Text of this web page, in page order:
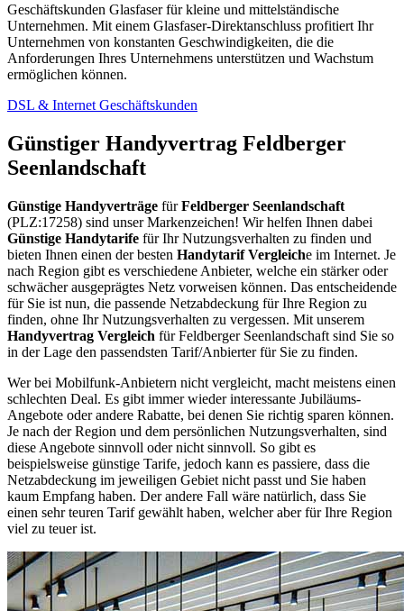
Geschäftskunden Glasfaser für kleine und mittelständische
Unternehmen. Mit einem Glasfaser-Direktanschluss profitiert Ihr
Unternehmen von konstanten Geschwindigkeiten, die die
Anforderungen Ihres Unternehmens unterstützen und Wachstum
ermöglichen können.
DSL & Internet Geschäftskunden
Günstiger Handyvertrag Feldberger
Seenlandschaft
Günstige Handyverträge fürFeldberger Seenlandschaft
(PLZ:17258) sind unser Markenzeichen! Wir helfen Ihnen dabei
Günstige Handytarife für Ihr Nutzungsverhalten zu finden und
bieten Ihnen einen der besten Handytarif Vergleiche im Internet. Je
nach Region gibt es verschiedene Anbieter, welche ein stärker oder
schwächer ausgeprägtes Netz vorweisen können. Das entscheidende
für Sie ist nun, die passende Netzabdeckung für Ihre Region zu
finden, ohne Ihr Nutzungsverhalten zu vergessen. Mit unserem
Handyvertrag Vergleich für Feldberger Seenlandschaft sind Sie so
in der Lage den passendsten Tarif/Anbierter für Sie zu finden.
Wer bei Mobilfunk-Anbietern nicht vergleicht, macht meistens einen
schlechten Deal. Es gibt immer wieder interessante Jubiläums-
Angebote oder andere Rabatte, bei denen Sie richtig sparen können.
Je nach der Region und dem persönlichen Nutzungsverhalten, sind
diese Angebote sinnvoll oder nicht sinnvoll. So gibt es
beispielsweise günstige Tarife, jedoch kann es passiere, dass die
Netzabdeckung im jeweiligen Gebiet nicht passt und Sie haben
kaum Empfang haben. Der andere Fall wäre natürlich, dass Sie
einen sehr teuren Tarif gewählt haben, welcher aber für Ihre Region
viel zu teuer ist.